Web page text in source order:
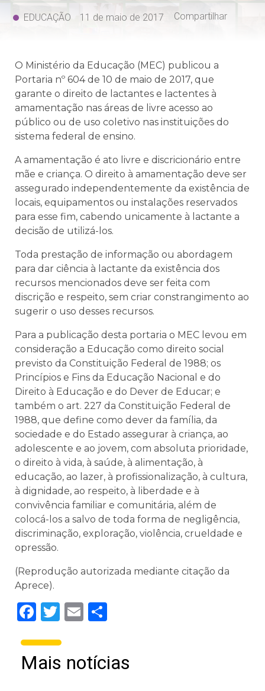
EDUCAÇÃO 11 de maio de 2017 Compartilhar
O Ministério da Educação (MEC) publicou a
Portaria nº 604 de 10 de maio de 2017, que
garante o direito de lactantes e lactentes à
amamentação nas áreas de livre acesso ao
público ou de uso coletivo nas instituições do
sistema federal de ensino.
A amamentação é ato livre e discricionário entre
mãe e criança. O direito à amamentação deve ser
assegurado independentemente da existência de
locais, equipamentos ou instalações reservados
para esse fim, cabendo unicamente à lactante a
decisão de utilizá-los.
Toda prestação de informação ou abordagem
para dar ciência à lactante da existência dos
recursos mencionados deve ser feita com
discrição e respeito, sem criar constrangimento ao
sugerir o uso desses recursos.
Para a publicação desta portaria o MEC levou em
consideração a Educação como direito social
previsto da Constituição Federal de 1988; os
Princípios e Fins da Educação Nacional e do
Direito à Educação e do Dever de Educar; e
também o art. 227 da Constituição Federal de
1988, que define como dever da família, da
sociedade e do Estado assegurar à criança, ao
adolescente e ao jovem, com absoluta prioridade,
o direito à vida, à saúde, à alimentação, à
educação, ao lazer, à profissionalização, à cultura,
à dignidade, ao respeito, à liberdade e à
convivência familiar e comunitária, além de
colocá-los a salvo de toda forma de negligência,
discriminação, exploração, violência, crueldade e
opressão.
(Reprodução autorizada mediante citação da
Aprece).
Facebook
Twitter
Email
Mais notícias